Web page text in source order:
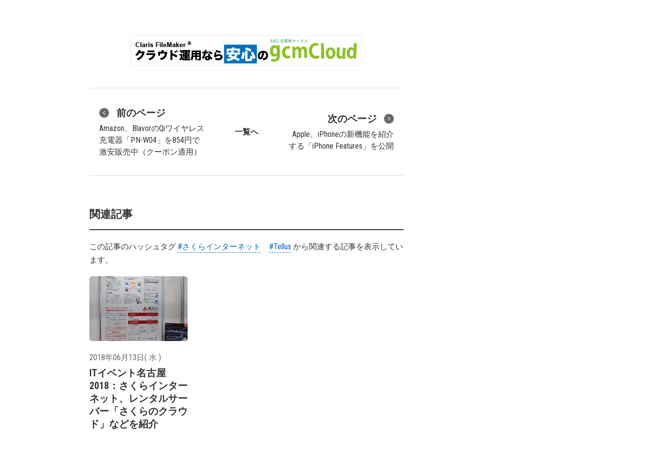
前のページ
Amazon、BlavorのQiワイヤレス
充電器「PN-W04」を854円で
激安販売中（クーポン適用）
一覧へ
次のページ
Apple、iPhoneの新機能を紹介
する「iPhone Features」を公開
関連記事
この記事のハッシュタグ #さくらインターネット #Tellus から関連する記事を表示してい
ます。
2018年06月13日( 水 )
ITイベント名古屋
2018：さくらインター
ネット、レンタルサー
バー「さくらのクラウ
ド」などを紹介